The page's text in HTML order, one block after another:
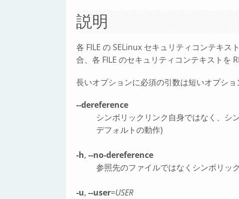
説明
各 FILE の SELinux セキュリティコンテキス
合、各 FILE のセキュリティコンテキストを
長いオプションに必須の引数は短いオプショ
--dereference
シンボリックリンク自身ではなく、シ
デフォルトの動作)
-h, --no-dereference
参照先のファイルではなくシンボリッ
-u, --user=USER